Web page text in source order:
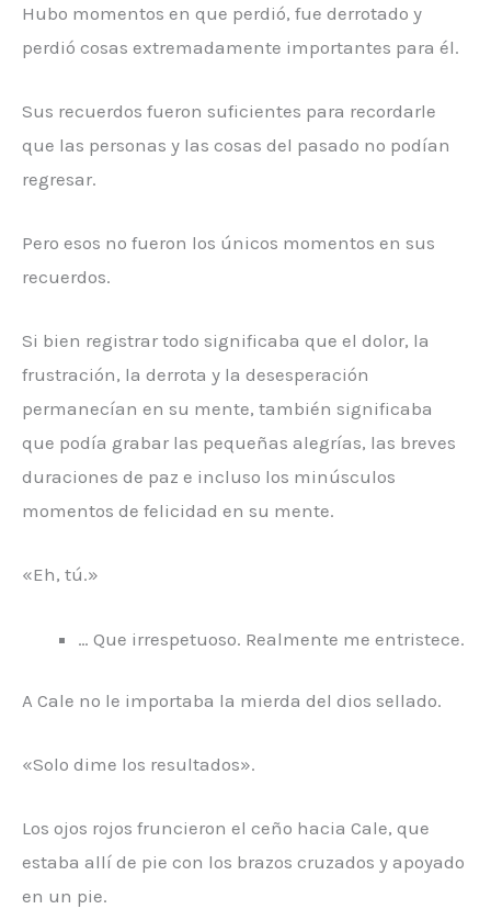
Hubo momentos en que perdió, fue derrotado y
perdió cosas extremadamente importantes para él.
Sus recuerdos fueron suficientes para recordarle
que las personas y las cosas del pasado no podían
regresar.
Pero esos no fueron los únicos momentos en sus
recuerdos.
Si bien registrar todo significaba que el dolor, la
frustración, la derrota y la desesperación
permanecían en su mente, también significaba
que podía grabar las pequeñas alegrías, las breves
duraciones de paz e incluso los minúsculos
momentos de felicidad en su mente.
«Eh, tú.»
… Que irrespetuoso. Realmente me entristece.
A Cale no le importaba la mierda del dios sellado.
«Solo dime los resultados».
Los ojos rojos fruncieron el ceño hacia Cale, que
estaba allí de pie con los brazos cruzados y apoyado
en un pie.